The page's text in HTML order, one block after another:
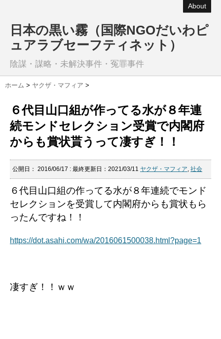
About
日本の黒い霧（国際NGOだいわピ
ュアラブセーフティネット）
陰謀・謀略・未解決事件・冤罪事件
ホーム > ヤクザ・マフィア >
６代目山口組が作ってる水が８年連
続モンドセレクション受賞で内閣府
からも賞状貰うって凄すぎ！！
公開日： 2016/06/17 : 最終更新日：2021/03/11 ヤクザ・マフィア, 社会
６代目山口組の作ってる水が８年連続でモンド
セレクションを受賞して内閣府からも賞状もら
ったんですね！！
https://dot.asahi.com/wa/2016061500038.html?page=1
凄すぎ！！ｗｗ